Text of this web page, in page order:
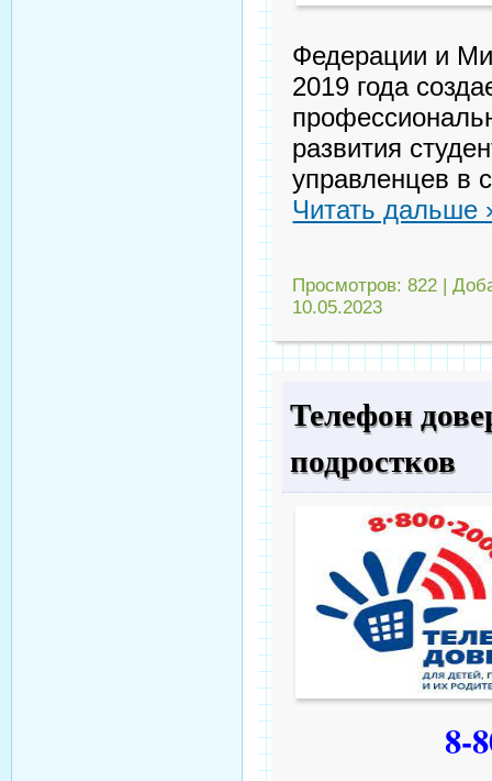
Федерации и
2019 года
развития
управленцев в
Читать дальше
Просмотров: 822 |
10.05.2023
Телефон
подростков
8-